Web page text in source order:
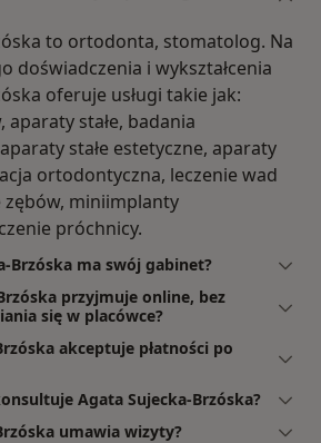
to ortodonta, stomatolog. Na
doświadczenia i wykształcenia
oferuje usługi takie jak:
stałe, badania
stałe estetyczne, aparaty
ortodontyczna, leczenie wad
miniimplanty
próchnicy.
Brzóska ma swój gabinet?
przyjmuje online, bez
się w placówce?
akceptuje płatności po
Agata Sujecka-Brzóska?
umawia wizyty?